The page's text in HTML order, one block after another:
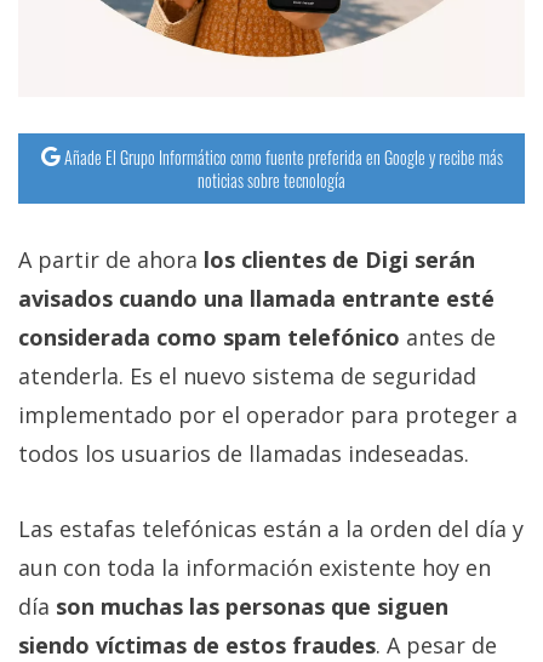
Añade El Grupo Informático como fuente preferida en Google y recibe más
noticias sobre tecnología
A partir de ahora los clientes de Digi serán
avisados cuando una llamada entrante esté
considerada como spam telefónico antes de
atenderla. Es el nuevo sistema de seguridad
implementado por el operador para proteger a
todos los usuarios de llamadas indeseadas.
Las estafas telefónicas están a la orden del día y
aun con toda la información existente hoy en
día son muchas las personas que siguen
siendo víctimas de estos fraudes. A pesar de